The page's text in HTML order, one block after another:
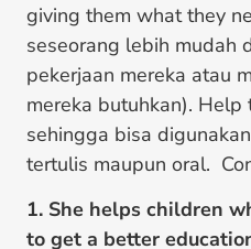
giving them what they
seseorang lebih mudah
pekerjaan mereka atau
mereka butuhkan).
sehingga bisa
tertulis maupun oral.
1. She helps children
to get a better